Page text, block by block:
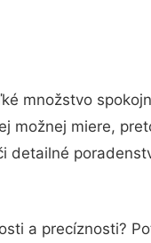
množstvo
možnej miere,
detailné
a precíznosti?